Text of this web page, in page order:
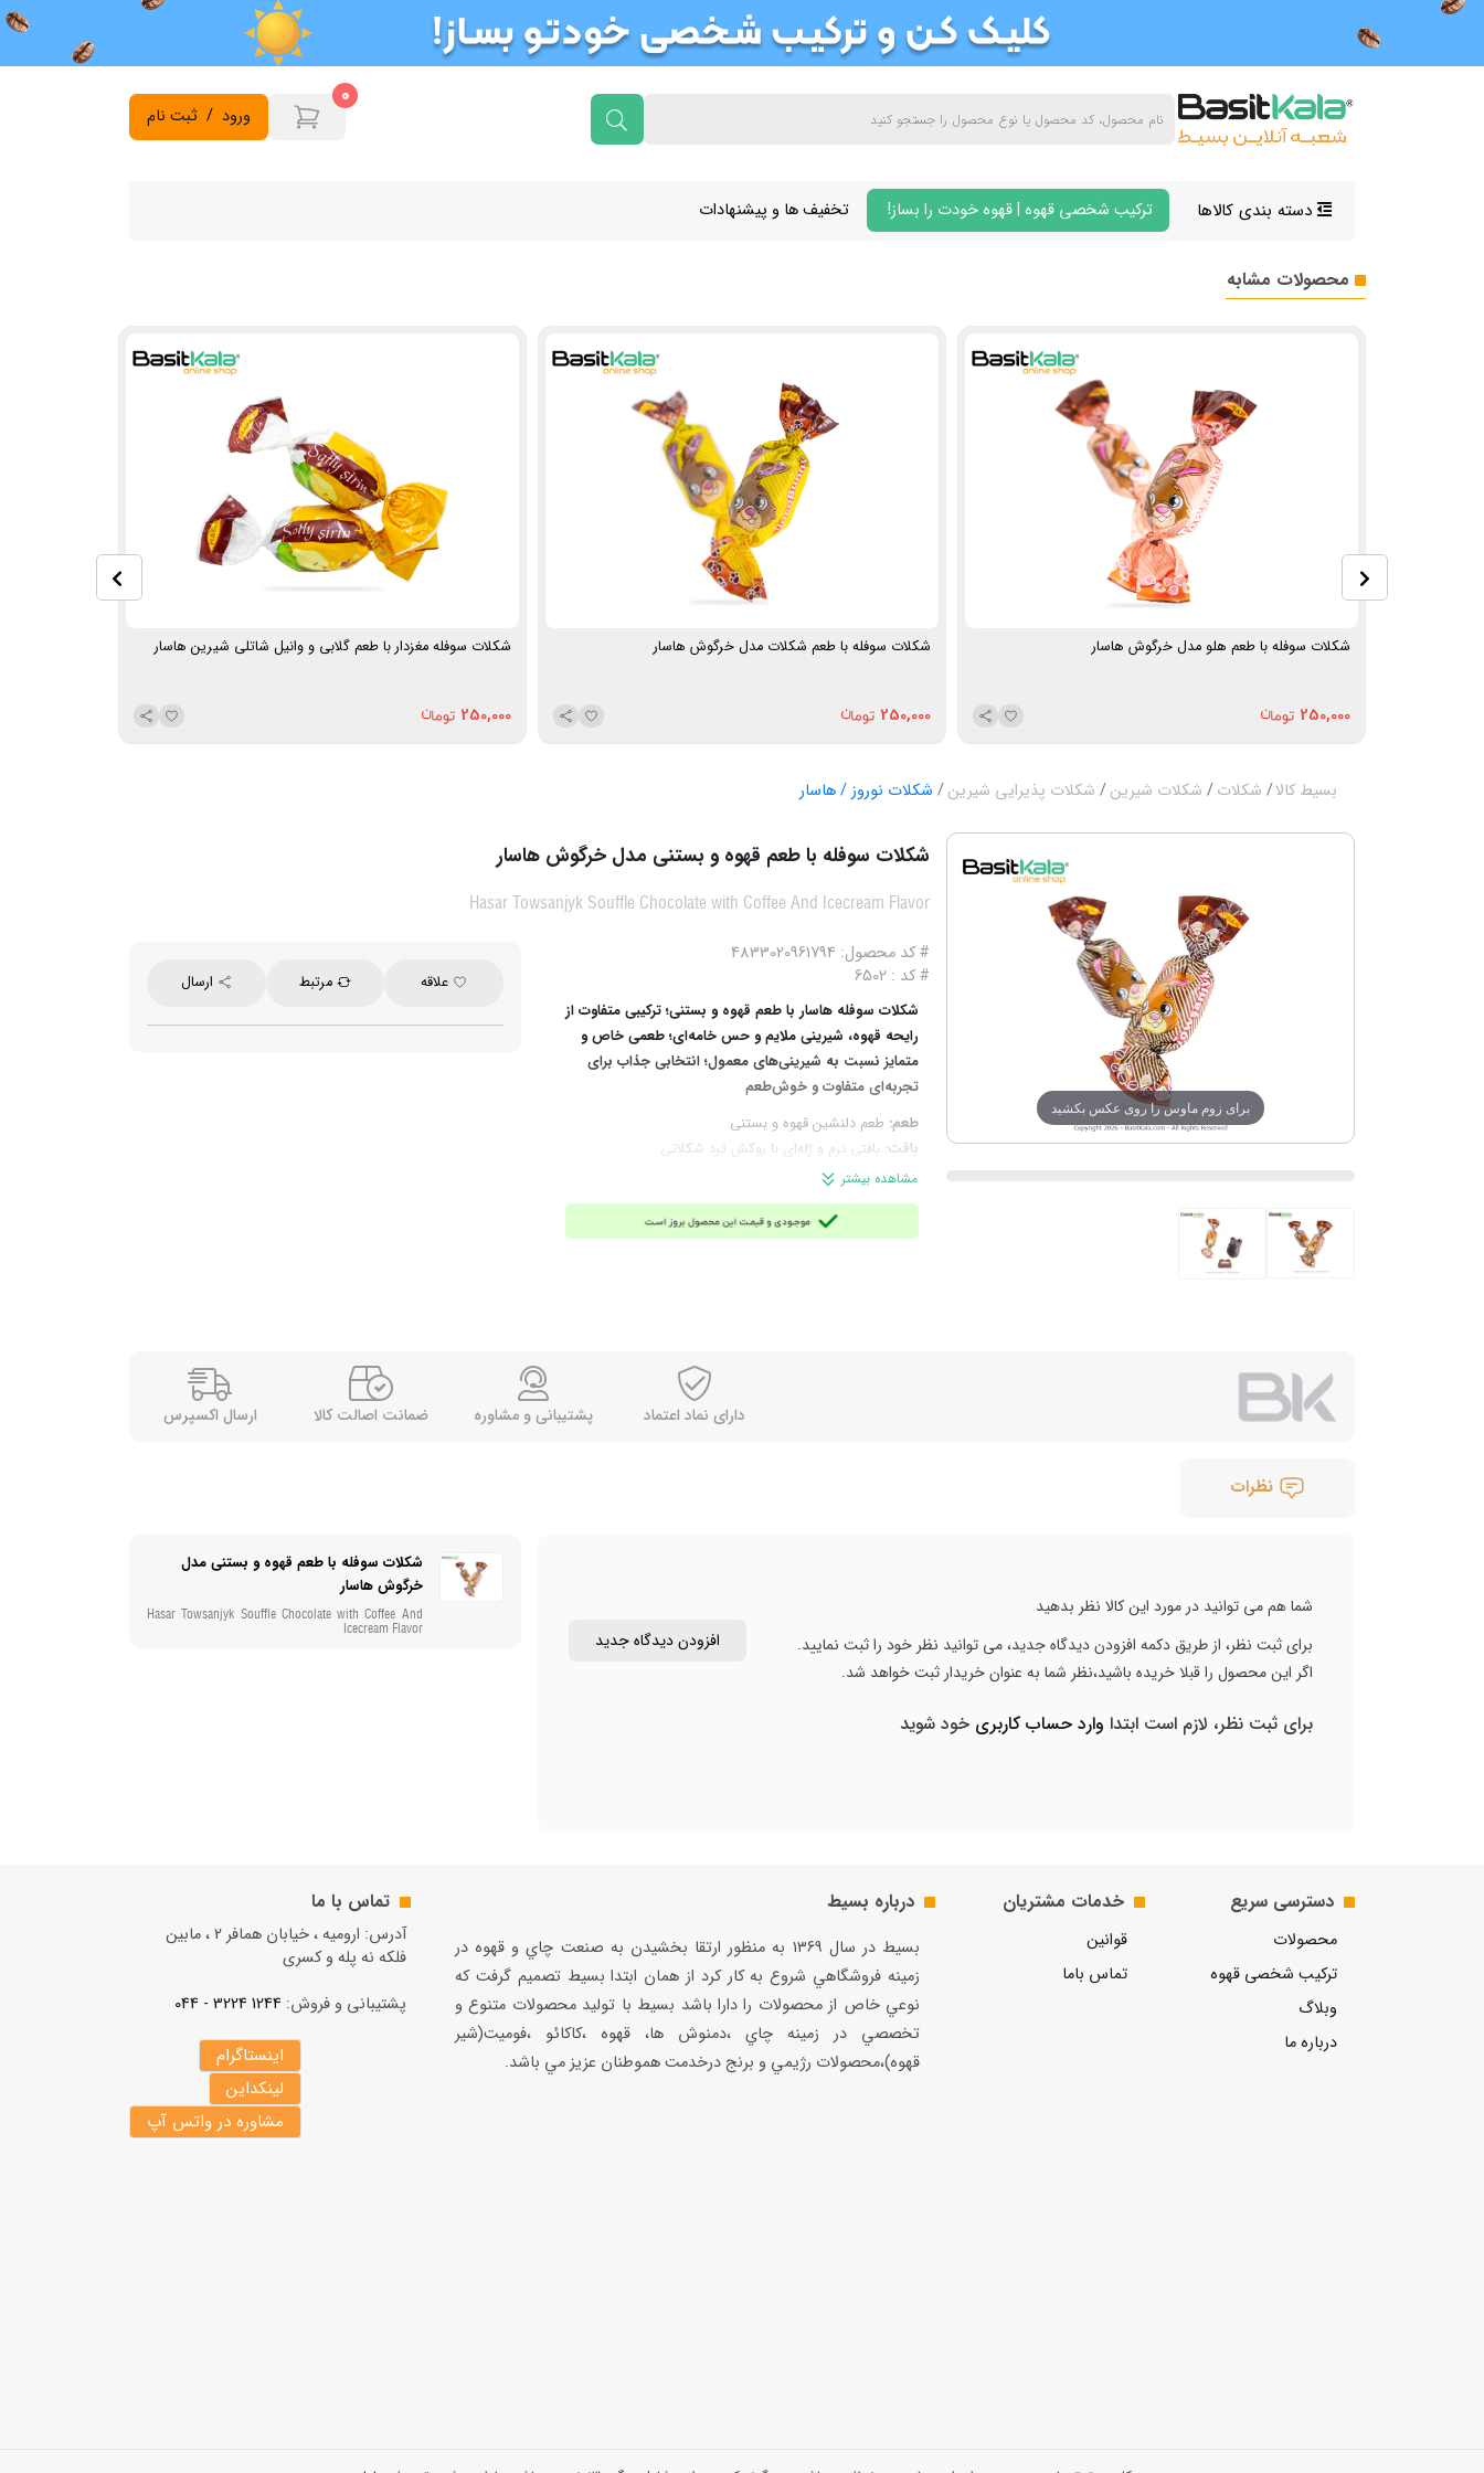
ثبت نام / ورود
0
دسته بندی کالاها ترکیب شخصی قهوه | قهوه خودت را بساز! تخفیف ها و پیشنهادات
محصولات مشابه
شکلات سوفله با طعم هلو مدل خرگوش هاسار
250,000
شکلات سوفله با طعم شکلات مدل خرگوش هاسار
250,000
شکلات سوفله‌ مغزدار با طعم گلابی و وانیل شاتلی شیرین هاسار
250,000
بسیط کالا شکلات شکلات شیرین شکلات پذیرایی شیرین شکلات نوروز / هاسار
برای زوم ماوس را روی عکس بکشید
شکلات سوفله با طعم قهوه و بستنی مدل خرگوش هاسار
Hasar Towsanjyk Souffle Chocolate with Coffee And Icecream Flavor
# کد محصول: 4833020961794
# کد : 6502
شکلات سوفله هاسار با طعم قهوه و بستنی؛ ترکیبی متفاوت از
رایحه قهوه، شیرینی ملایم و حس خامه‌ای؛ طعمی خاص و
متمایز نسبت به شیرینی‌های معمول؛ انتخابی جذاب برای
تجربه‌ای متفاوت و خوش‌طعم
طعم: طعم دلنشین قهوه و بستنی
بافت: بافتی نرم و ژله‌ای با روکش ترد شکلاتی
چرا انتخاب این محصول؟
دیگر برای پذیرایی یا مصرف روزانه جذابیت کافی ندارند، این
محصول با طعم ترکیبی قهوه و بستنی می‌تواند انتخاب
پذیرایی، مصرف روزانه، فروشگاه‌ها، استفاده در
مشاهده بیشتر
علاقه مرتبط ارسال
دارای نماد اعتماد پشتیبانی و مشاوره ضمانت اصالت کالا ارسال اکسپرس
نظرات
شکلات سوفله با طعم قهوه و بستنی مدل
خرگوش هاسار
Hasar Towsanjyk Souffle Chocolate with Coffee And
Icecream Flavor
شما هم می توانید در مورد این کالا نظر بدهید
برای ثبت نظر، از طریق دکمه افزودن دیدگاه جدید، می توانید نظر خود را ثبت نمایید.
اگر این محصول را قبلا خریده باشید،نظر شما به عنوان خریدار ثبت خواهد شد.
افزودن دیدگاه جدید
برای ثبت نظر، لازم است ابتدا وارد حساب کاربری خود شوید
دسترسی سریع
محصولات
ترکیب شخصی قهوه
وبلاگ
درباره ما
خدمات مشتریان
قوانین
تماس باما
درباره بسیط
بسيط در سال ۱۳۶۹ به منظور ارتقا بخشيدن به صنعت چاي و قهوه در
زمينه فروشگاهي شروع به كار كرد از همان ابتدا بسيط تصميم گرفت كه
نوعي خاص از محصولات را دارا باشد بسيط با توليد محصولات متنوع و
تخصصي در زمينه چاي ،دمنوش ها، قهوه ،كاكائو ،فوميت(شير
قهوه)،محصولات رژيمي و برنج درخدمت هموطنان عزيز مي باشد.
تماس با ما
آدرس: ارومیه ، خیابان همافر 2 ، مابين
فلكه نه پله و کسری
پشتیبانی و فروش: 1244 3224 - 044
اینستاگرام
لینکداین
مشاوره در واتس آپ